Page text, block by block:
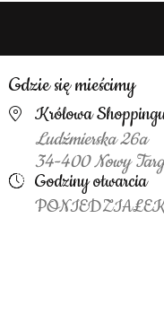
Gdzie się mieścimy
Królowa
Ludźmierska 26a
34-400 Nowy Targ
Godziny otwarcia